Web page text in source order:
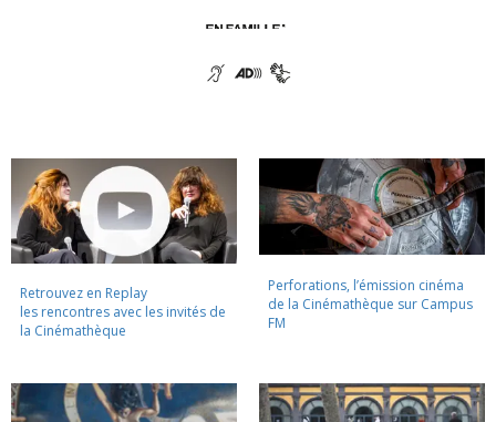
Retrouvez en Replay
les rencontres avec les invités de
la Cinémathèque
Perforations, l’émission cinéma
de la Cinémathèque sur Campus
FM